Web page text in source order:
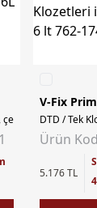
82 cm, 3/
DTD / Tek
Ürün
5.176 TL